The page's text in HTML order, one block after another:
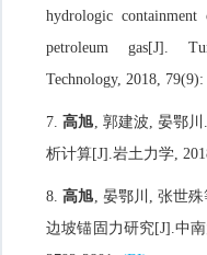
hydrologic
petroleum gas[J].
Technology, 2018,
7.高旭, 郭建波, 晏鄂
析计算[J].岩土力学,
8.高旭, 晏鄂川, 张世
边坡锚固力研究[J].中